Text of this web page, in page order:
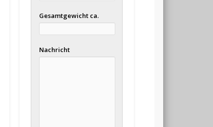
Gesamtgewicht ca.
Nachricht